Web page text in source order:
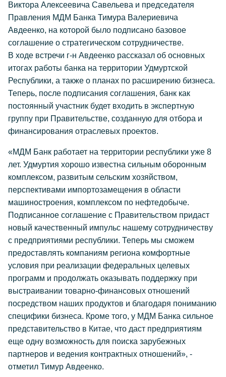
Виктора Алексеевича Савельева и председателя
Правления МДМ Банка Тимура Валериевича
Авдеенко, на которой было подписано базовое
соглашение о стратегическом сотрудничестве.
В ходе встречи г-н Авдеенко рассказал об основных
итогах работы банка на территории Удмуртской
Республики, а также о планах по расширению бизнеса.
Теперь, после подписания соглашения, банк как
постоянный участник будет входить в экспертную
группу при Правительстве, созданную для отбора и
финансирования отраслевых проектов.
«МДМ Банк работает на территории республики уже 8
лет. Удмуртия хорошо известна сильным оборонным
комплексом, развитым сельским хозяйством,
перспективами импортозамещения в области
машиностроения, комплексом по нефтедобыче.
Подписанное соглашение с Правительством придаст
новый качественный импульс нашему сотрудничеству
с предприятиями республики. Теперь мы сможем
предоставлять компаниям региона комфортные
условия при реализации федеральных целевых
программ и продолжать оказывать поддержку при
выстраивании товарно-финансовых отношений
посредством наших продуктов и благодаря пониманию
специфики бизнеса. Кроме того, у МДМ Банка сильное
представительство в Китае, что даст предприятиям
еще одну возможность для поиска зарубежных
партнеров и ведения контрактных отношений», -
отметил Тимур Авдеенко.